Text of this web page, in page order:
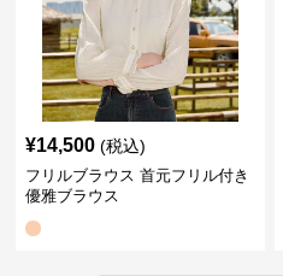
¥14,500 (税込)
フリルブラウス 首元フリル付き
優雅ブラウス